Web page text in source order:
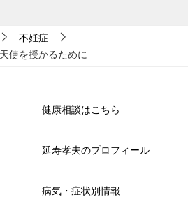
不妊症
使を授かるために
健康相談はこちら
延寿孝夫のプロフィール
病気・症状別情報